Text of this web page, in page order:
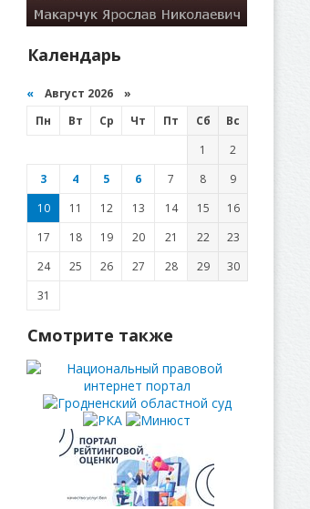
Календарь
« Август 2026 »
Пн
Вт Ср Чт Пт Сб
Вс
1
2
3
4 5 6 7 8
9
10
11 12 13 14 15
16
17
18 19 20 21 22
23
24
25 26 27 28 29
30
31
Смотрите также